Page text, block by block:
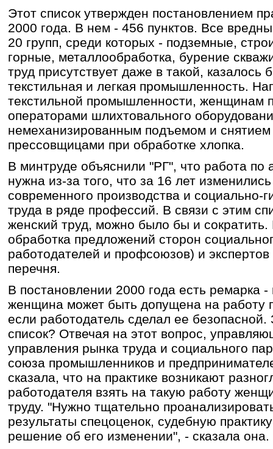
Этот список утвержден постановлением
2000 года. В нем - 456 пунктов. Все
20 групп, среди которых - подземные,
горные, металлообработка, бурение
труд присутствует даже в такой, казалось
текстильная и легкая промышленность.
текстильной промышленности, женщинам
операторами шлихтовального
немеханизированным подъемом и
прессовщицами при обработке хлопка.
В минтруде объяснили "РГ", что работа по
нужна из-за того, что за 16 лет
современного производства и социально-
труда в ряде профессий. В связи с этим
женский труд, можно было бы и
обработка предложений сторон
работодателей и профсоюзов) и
перечня.
В постановлении 2000 года есть ремарка
женщина может быть допущена на работу
если работодатель сделал ее безопасной.
список? Отвечая на этот вопрос,
управления рынка труда и социального
союза промышленников и
сказала, что на практике возникают
работодателя взять на такую работу
труду. "Нужно тщательно
результаты спецоценок, судебную
решение об его изменении", - сказала она.